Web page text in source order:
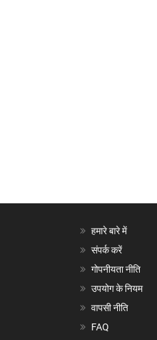
हमारे बारे में
संपर्क करें
गोपनीयता नीति
उपयोग के नियम
वापसी नीति
FAQ